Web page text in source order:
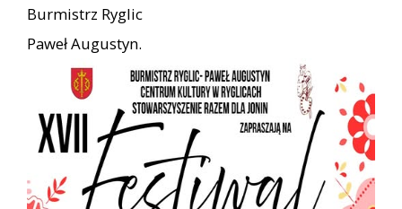
Burmistrz Ryglic
Paweł Augustyn.